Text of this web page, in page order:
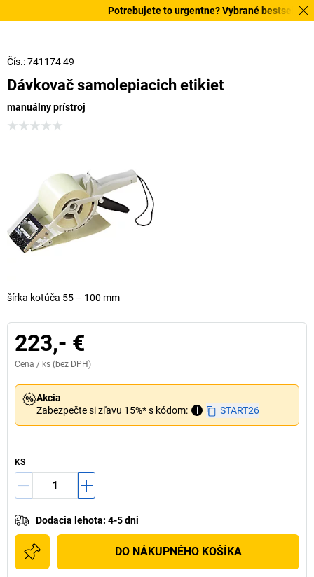
Potrebujete to urgentne? Vybrané bestsellery
Čís.: 741174 49
Dávkovač samolepiacich etikiet
manuálny prístroj
šírka kotúča 55 – 100 mm
223,- €
Cena / ks (bez DPH)
Akcia
Zabezpečte si zľavu 15%* s kódom:
i START26
KS
Dodacia lehota: 4-5 dni
DO NÁKUPNÉHO KOŠÍKA